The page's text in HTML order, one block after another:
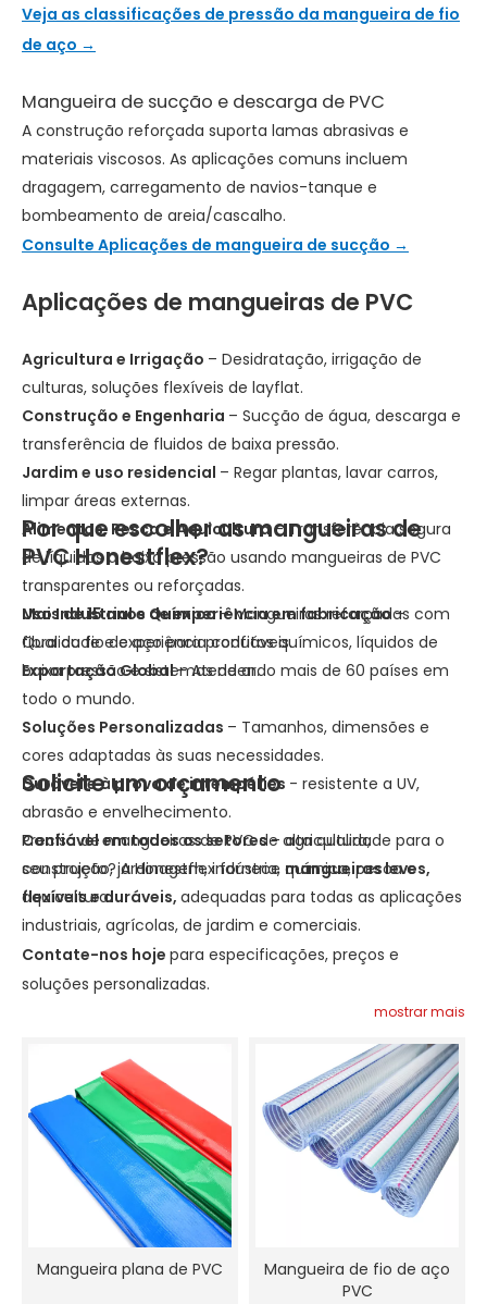
Veja as classificações de pressão da mangueira de fio
de aço →
Mangueira de sucção e descarga de PVC
A construção reforçada suporta lamas abrasivas e
materiais viscosos. As aplicações comuns incluem
dragagem, carregamento de navios-tanque e
bombeamento de areia/cascalho.
Consulte Aplicações de mangueira de sucção →
Aplicações de mangueiras de PVC
Agricultura e Irrigação – Desidratação, irrigação de
culturas, soluções flexíveis de layflat.
Construção e Engenharia – Sucção de água, descarga e
transferência de fluidos de baixa pressão.
Jardim e uso residencial – Regar plantas, lavar carros,
limpar áreas externas.
Alimentos, Pesca e Aquicultura– Transferência segura
de líquidos a baixa pressão usando mangueiras de PVC
transparentes ou reforçadas.
Uso Industrial e Químico– Mangueiras reforçadas com
fibra ou fio de aço para produtos químicos, líquidos de
baixa pressão e sistemas de ar.
Por que escolher as mangueiras de
PVC Honestflex?
Mais de 15 anos de experiência em fabricação–
Qualidade e experiência confiáveis.
Exportação Global– Atendendo mais de 60 países em
todo o mundo.
Soluções Personalizadas – Tamanhos, dimensões e
cores adaptadas às suas necessidades.
Durável e à prova de intempéries - resistente a UV,
abrasão e envelhecimento.
Confiável em todos os setores– agricultura,
construção, jardinagem, indústria, química, pesca e
aquicultura.
Solicite um orçamento
Precisa de mangueiras de PVC de alta qualidade para o
seu projeto? A Honestflex fornece mangueiras leves,
flexíveis e duráveis, adequadas para todas as aplicações
industriais, agrícolas, de jardim e comerciais.
Contate-nos hoje para especificações, preços e
soluções personalizadas.
mostrar mais
Mangueira plana de PVC
Mangueira de fio de aço
PVC